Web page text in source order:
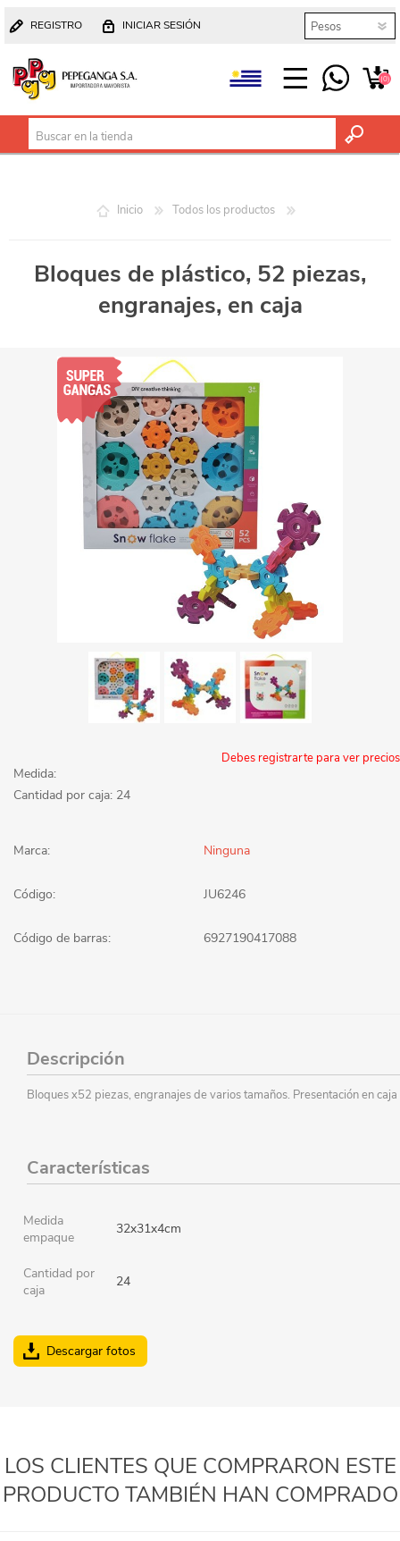
REGISTRO INICIAR SESIÓN
(0)
Inicio Todos los productos
Bloques de plástico, 52 piezas,
engranajes, en caja
Debes registrarte para ver precios
Medida:
Cantidad por caja: 24
Marca: Ninguna
Código: JU6246
Código de barras: 6927190417088
Descripción
Bloques x52 piezas, engranajes de varios tamaños. Presentación en caja
Características
Medida
empaque
32x31x4cm
Cantidad por
caja
24
Descargar fotos
LOS CLIENTES QUE COMPRARON ESTE
PRODUCTO TAMBIÉN HAN COMPRADO